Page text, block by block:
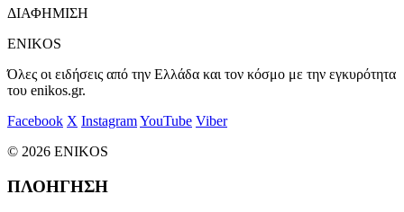
ΔΙΑΦΗΜΙΣΗ
ENIKOS
Όλες οι ειδήσεις από την Ελλάδα και τον κόσμο με την εγκυρότητα
του enikos.gr.
Facebook X InstagramYouTube Viber
© 2026 ENIKOS
ΠΛΟΗΓΗΣΗ